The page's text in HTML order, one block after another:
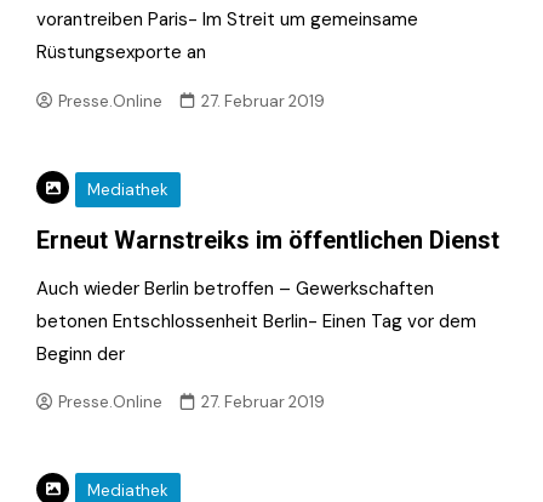
vorantreiben Paris- Im Streit um gemeinsame
Rüstungsexporte an
Presse.Online 27. Februar 2019
Mediathek
Erneut Warnstreiks im öffentlichen Dienst
Auch wieder Berlin betroffen – Gewerkschaften
betonen Entschlossenheit Berlin- Einen Tag vor dem
Beginn der
Presse.Online 27. Februar 2019
Mediathek